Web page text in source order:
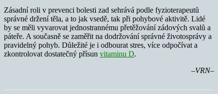
Zásadní roli v prevenci bolesti zad sehrává podle fyzioterapeutů
správné držení těla, a to jak vsedě, tak při pohybové aktivitě. Lidé
by se měli vyvarovat jednostrannému přetěžování zádových svalů a
páteře. A současně se zaměřit na dodržování správné životosprávy a
pravidelný pohyb. Důležité je i odbourat stres, více odpočívat a
zkontrolovat dostatečný přísun vitaminu D.
–VRN–